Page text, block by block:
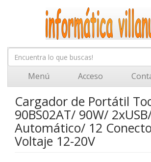
Menú Acceso
Cargador de Portátil
90BS02AT/ 90W/
Automático/ 12
Voltaje 12-20V